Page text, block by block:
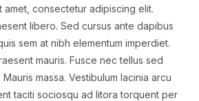
amet, consectetur adipiscing elit.
libero. Sed cursus ante dapibus
sem at nibh elementum imperdiet.
mauris. Fusce nec tellus sed
massa. Vestibulum lacinia arcu
taciti sociosqu ad litora torquent per